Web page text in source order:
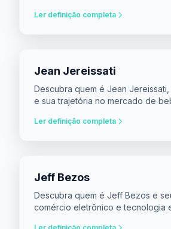
Ler definição completa
Jean Jereissati
Descubra quem é Jean Jereissati,
e sua trajetória no mercado de
Ler definição completa
Jeff Bezos
Descubra quem é Jeff Bezos e
comércio eletrônico e tecnologia